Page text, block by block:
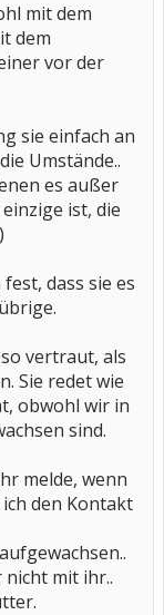
mit dem
dem
vor der
sie einfach an
Umstände..
es außer
ist, die
dass sie es
vertraut, als
Sie redet wie
obwohl wir in
sind.
melde, wenn
ich den Kontakt
mit ihr..